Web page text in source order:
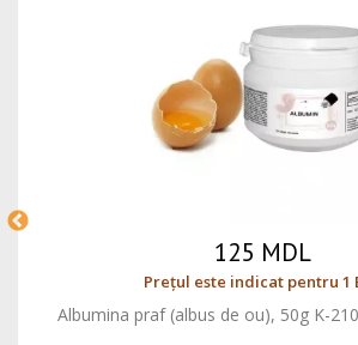
125 MDL
Prețul este indicat pentru 1
Albumina praf (albus de ou), 50g K-